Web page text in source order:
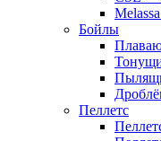
Бойлы
Пеллетс